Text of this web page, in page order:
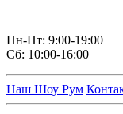
Пн-Пт: 9:00-19:00
Сб: 10:00-16:00
Наш Шоу Рум